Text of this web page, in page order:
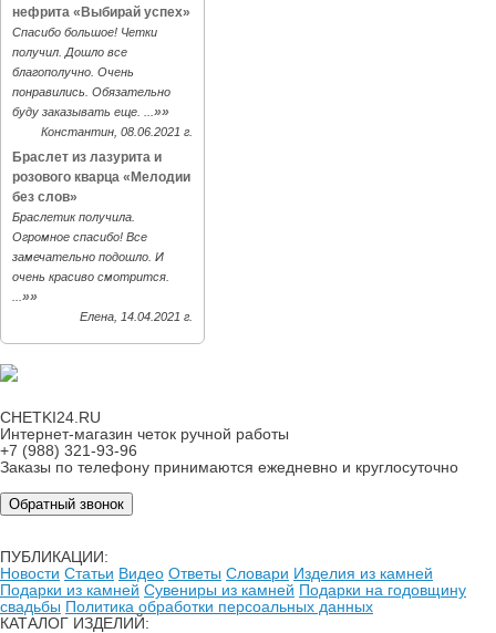
нефрита «Выбирай успех»
Спасибо большое! Четки
получил. Дошло все
благополучно. Очень
понравились. Обязательно
буду заказывать еще. ... »»
Константин, 08.06.2021 г.
Браслет из лазурита и
розового кварца «Мелодии
без слов»
Браслетик получила.
Огромное спасибо! Все
замечательно подошло. И
очень красиво смотрится.
»»
Елена, 14.04.2021 г.
CHETKI24.RU
Интернет-магазин четок ручной работы
+7 (988) 321-93-96
Заказы по телефону принимаются ежедневно и круглосуточно
Обратный звонок
ПУБЛИКАЦИИ:
Новости Статьи Видео Ответы Словари Изделия из камней
Подарки из камней Сувениры из камней Подарки на годовщину
свадьбы Политика обработки персоальных данных
КАТАЛОГ ИЗДЕЛИЙ: